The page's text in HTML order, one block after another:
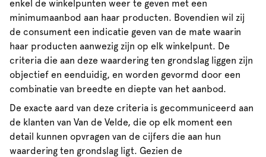
enkel de winkelpunten weer te geven met een
minimumaanbod aan haar producten. Bovendien wil zij
de consument een indicatie geven van de mate waarin
haar producten aanwezig zijn op elk winkelpunt. De
criteria die aan deze waardering ten grondslag liggen zijn
objectief en eenduidig, en worden gevormd door een
combinatie van breedte en diepte van het aanbod.
De exacte aard van deze criteria is gecommuniceerd aan
de klanten van Van de Velde, die op elk moment een
detail kunnen opvragen van de cijfers die aan hun
waardering ten grondslag ligt. Gezien de